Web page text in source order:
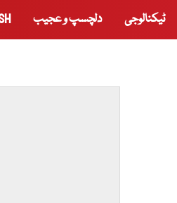
ٹیکنالوجی دلچسپ و عجیب